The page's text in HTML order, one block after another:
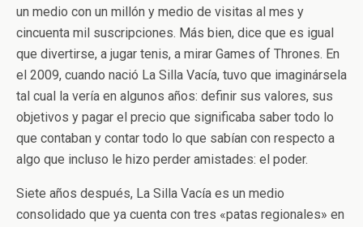
un medio con un millón y medio de visitas al mes y
cincuenta mil suscripciones. Más bien, dice que es igual
que divertirse, a jugar tenis, a mirar Games of Thrones. En
el 2009, cuando nació La Silla Vacía, tuvo que imaginársela
tal cual la vería en algunos años: definir sus valores, sus
objetivos y pagar el precio que significaba saber todo lo
que contaban y contar todo lo que sabían con respecto a
algo que incluso le hizo perder amistades: el poder.
Siete años después, La Silla Vacía es un medio
consolidado que ya cuenta con tres «patas regionales» en